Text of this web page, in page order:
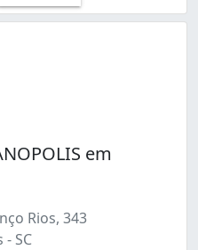
em
Rios, 343
SC